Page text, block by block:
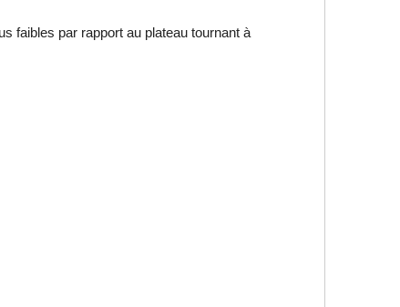
faibles par rapport au plateau tournant à